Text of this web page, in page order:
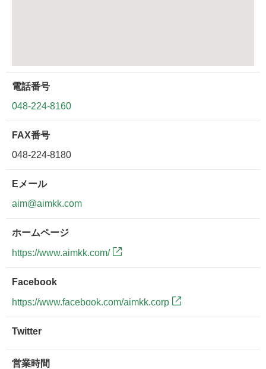
電話番号
048-224-8160
FAX番号
048-224-8180
Eメール
aim@aimkk.com
ホームページ
https://www.aimkk.com/
Facebook
https://www.facebook.com/aimkk.corp
Twitter
営業時間